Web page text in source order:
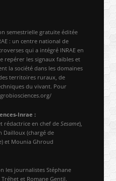
semestrielle gratuite éditée
: un centre national de
qui a intégré INRAE en
repérer les signaux faibles et
la société dans les domaines
territoires ruraux, de
du vivant. Pour
Inrae :
rédactrice en chef de Sesame),
Dailloux (chargé de
et Mounia Ghroud
les journalistes Stéphane
et Romane Gentil.